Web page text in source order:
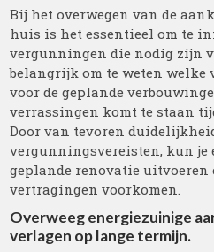
Bij het overwegen van de
huis is het essentieel om te
vergunningen die nodig zijn
belangrijk om te weten
voor de geplande
verrassingen komt te staan
Door van tevoren
vergunningsvereisten, kun je
geplande renovatie uitvoeren
vertragingen voorkomen.
Overweeg energiezuinige
verlagen op lange termijn.